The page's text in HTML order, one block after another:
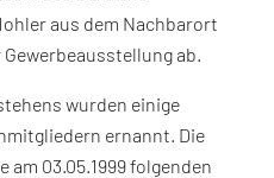
aus dem Nachbarort
ab.
wurden einige
ernannt. Die
03.05.1999 folgenden